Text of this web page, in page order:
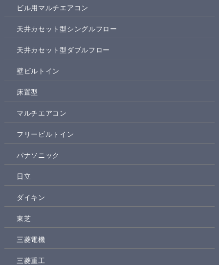
ビル用マルチエアコン
天井カセット型シングルフロー
天井カセット型ダブルフロー
壁ビルトイン
床置型
マルチエアコン
フリービルトイン
パナソニック
日立
ダイキン
東芝
三菱電機
三菱重工